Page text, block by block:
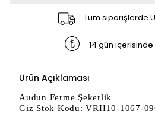
Tüm siparişlerde
14 gün içerisinde
Ürün Açıklaması
Audun Ferme Şekerlik
Giz Stok Kodu: VRH10-1067-